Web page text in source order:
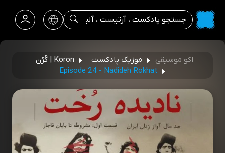
اکو موسیقی موزیک پادکست
Koron | کُرُن
Episode 24 - Nadideh Rokhat